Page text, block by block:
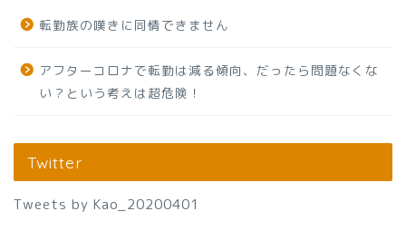
転勤族の嘆きに同情できません
アフターコロナで転勤は減る傾向、だったら問題なくな
い？という考えは超危険！
Twitter
Tweets by Kao_20200401